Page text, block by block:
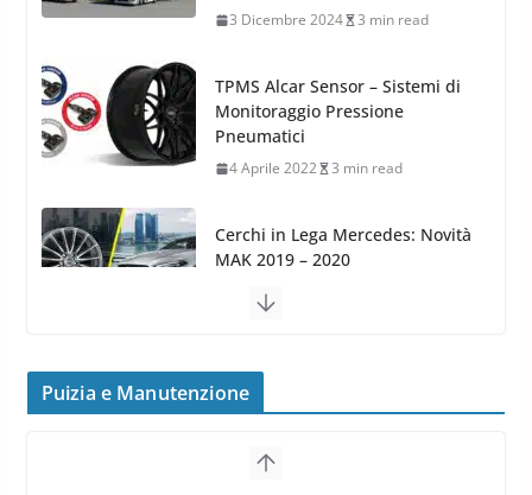
4 Aprile 2022 3 min read
Cerchi in Lega Mercedes: Novità
MAK 2019 – 2020
16 Settembre 2019
MAK FIVESTAR (2019)
24 Luglio 2019 1 min read
8 Aprile 2026 7 min read
Puizia e Manutenzione